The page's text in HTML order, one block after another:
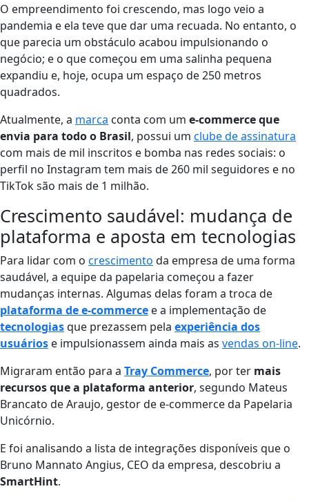
O empreendimento foi crescendo, mas logo veio a
pandemia e ela teve que dar uma recuada. No entanto, o
que parecia um obstáculo acabou impulsionando o
negócio; e o que começou em uma salinha pequena
expandiu e, hoje, ocupa um espaço de 250 metros
quadrados.
Atualmente, a marca conta com um e-commerce que
envia para todo o Brasil, possui um clube de assinatura
com mais de mil inscritos e bomba nas redes sociais: o
perfil no Instagram tem mais de 260 mil seguidores e no
TikTok são mais de 1 milhão.
Crescimento saudável: mudança de
plataforma e aposta em tecnologias
Para lidar com o crescimento da empresa de uma forma
saudável, a equipe da papelaria começou a fazer
mudanças internas. Algumas delas foram a troca de
plataforma de e-commerce e a implementação de
tecnologiasque prezassem pela experiência dos
usuários e impulsionassem ainda mais as vendas on-line.
Migraram então para a Tray Commerce, por ter mais
recursos que a plataforma anterior, segundo Mateus
Brancato de Araujo, gestor de e-commerce da Papelaria
Unicórnio.
E foi analisando a lista de integrações disponíveis que o
Bruno Mannato Angius, CEO da empresa, descobriu a
SmartHint.